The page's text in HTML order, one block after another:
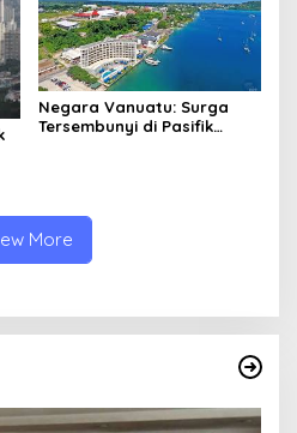
Negara Vanuatu: Surga
Tersembunyi di Pasifik
More